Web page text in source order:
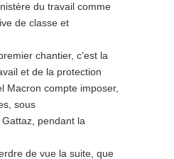
du travail comme
de classe et
chantier, c’est la
et de la protection
Macron compte imposer,
sous
Gattaz, pendant la
de vue la suite, que